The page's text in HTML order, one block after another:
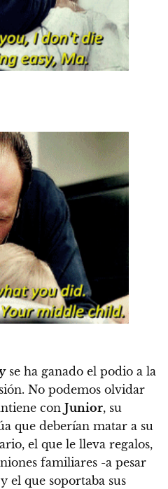
se ha ganado el podio a la
No podemos olvidar
con Junior, su
que deberían matar a su
el que le lleva regalos,
familiares -a pesar
el que soportaba sus